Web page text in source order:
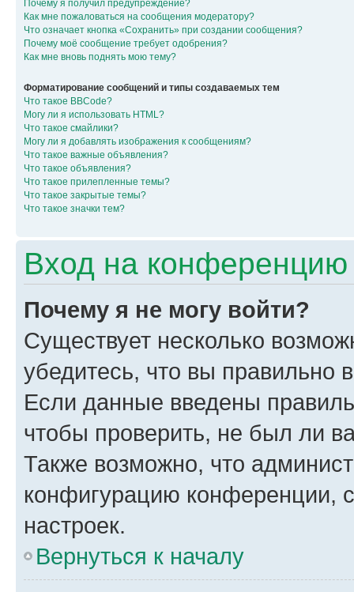
Почему я получил предупреждение?
Как мне пожаловаться на сообщения модератору?
Что означает кнопка «Сохранить» при создании сообщения?
Почему моё сообщение требует одобрения?
Как мне вновь поднять мою тему?
Форматирование сообщений и типы создаваемых тем
Что такое BBCode?
Могу ли я использовать HTML?
Что такое смайлики?
Могу ли я добавлять изображения к сообщениям?
Что такое важные объявления?
Что такое объявления?
Что такое прилепленные темы?
Что такое закрытые темы?
Что такое значки тем?
Вход на конференцию
Почему я не могу войти?
Существует несколько
убедитесь, что вы правильно
Если данные введены
чтобы проверить, не был ли
Также возможно, что
конфигурацию конференции,
настроек.
Вернуться к началу